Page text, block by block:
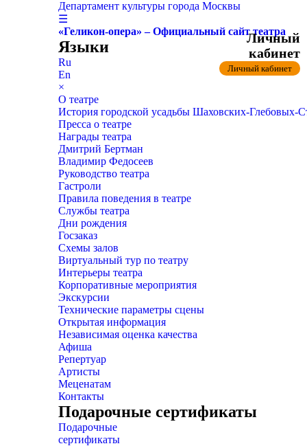
Департамент культуры города Москвы
☰
«Геликон-опера» – Официальный сайт театра
Языки
Ru
En
×
О театре
История городской усадьбы Шаховских-
Пресса о театре
Награды театра
Дмитрий Бертман
Владимир Федосеев
Руководство театра
Гастроли
Правила поведения в театре
Службы театра
Дни рождения
Госзаказ
Схемы залов
Виртуальный тур по театру
Интерьеры театра
Корпоративные мероприятия
Экскурсии
Технические параметры сцены
Открытая информация
Независимая оценка качества
Афиша
Репертуар
Артисты
Меценатам
Контакты
Подарочные сертификаты
Подарочные
сертификаты
Личный
кабинет
Личный кабинет